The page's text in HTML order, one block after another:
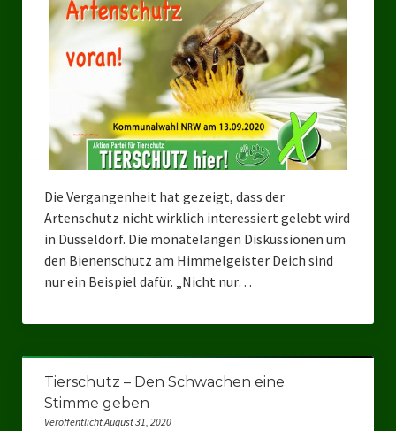
Landtagswahl Mecklenburg – Vorpommern 2021
Landtagswahl Sachsen-Anhalt 2021
Kommunalwahl Nordrhein-Westfalen 2020
Bürgerschaftswahl Hamburg 2020
Europawahl 2019
Landtagswahl Nordrhein-Westfalen 2017
Die Vergangenheit hat gezeigt, dass der
Artenschutz nicht wirklich interessiert gelebt wird
in Düsseldorf. Die monatelangen Diskussionen um
den Bienenschutz am Himmelgeister Deich sind
nur ein Beispiel dafür. „Nicht nur…
Tierschutz – Den Schwachen eine
Stimme geben
Veröffentlicht August 31, 2020